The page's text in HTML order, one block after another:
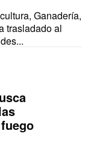
Ganadería,
trasladado al